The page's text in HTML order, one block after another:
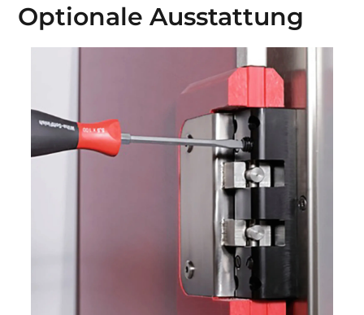
Optionale Ausstattung